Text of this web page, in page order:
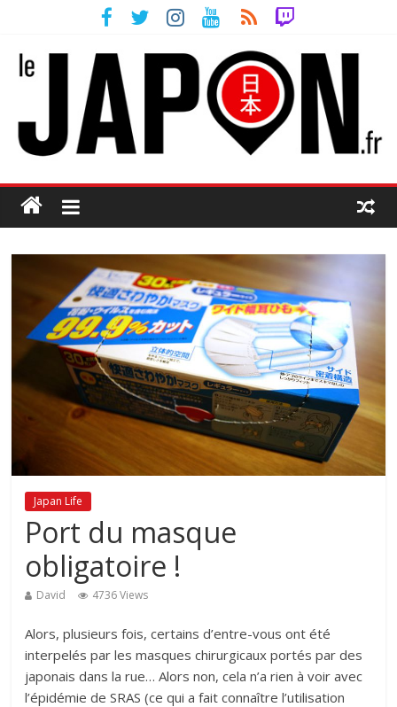
Japan Life
Port du masque
obligatoire !
David 4736 Views
Alors, plusieurs fois, certains d’entre-vous ont été
interpelés par les masques chirurgicaux portés par des
japonais dans la rue… Alors non, cela n’a rien à voir avec
l’épidémie de SRAS (ce qui a fait connaître l’utilisation